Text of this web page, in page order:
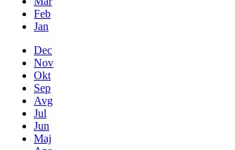
Feb
Jan
Dec
Nov
Okt
Sep
Avg
Jul
Jun
Maj